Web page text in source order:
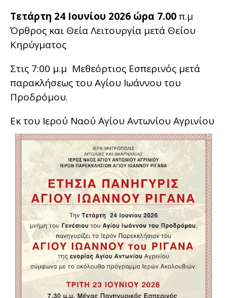
Τετάρτη 24 Ιουνίου 2026 ώρα 7.00π.μ
Όρθρος και Θεία Λειτουργία μετά Θείου
Κηρύγματος
Στις 7:00 μ.μ Μεθεόρτιος Εσπερινός μετά
παρακλήσεως του Αγίου Ιωάννου του
Προδρόμου.
Εκ του Ιερού Ναού Αγίου Αντωνίου Αγρινίου